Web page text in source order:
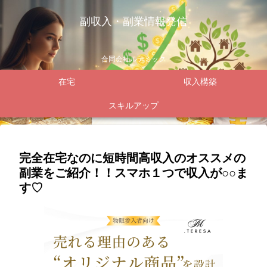
副収入・副業情報発信
合同会社ルテミック
在宅 収入構築
スキルアップ
完全在宅なのに短時間高収入のオススメの
副業をご紹介！！スマホ１つで収入が○○ま
す♡